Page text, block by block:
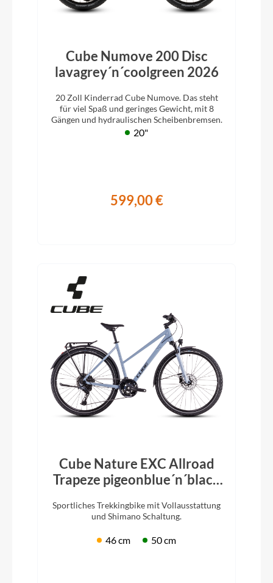
Cube Numove 200 Disc
lavagrey´n´coolgreen 2026
20 Zoll Kinderrad Cube Numove. Das steht
für viel Spaß und geringes Gewicht, mit 8
Gängen und hydraulischen Scheibenbremsen.
20"
599,00 €
Cube Nature EXC Allroad
Trapeze pigeonblue´n´black
Sportliches Trekkingbike mit Vollausstattung
und Shimano Schaltung.
46 cm 50 cm